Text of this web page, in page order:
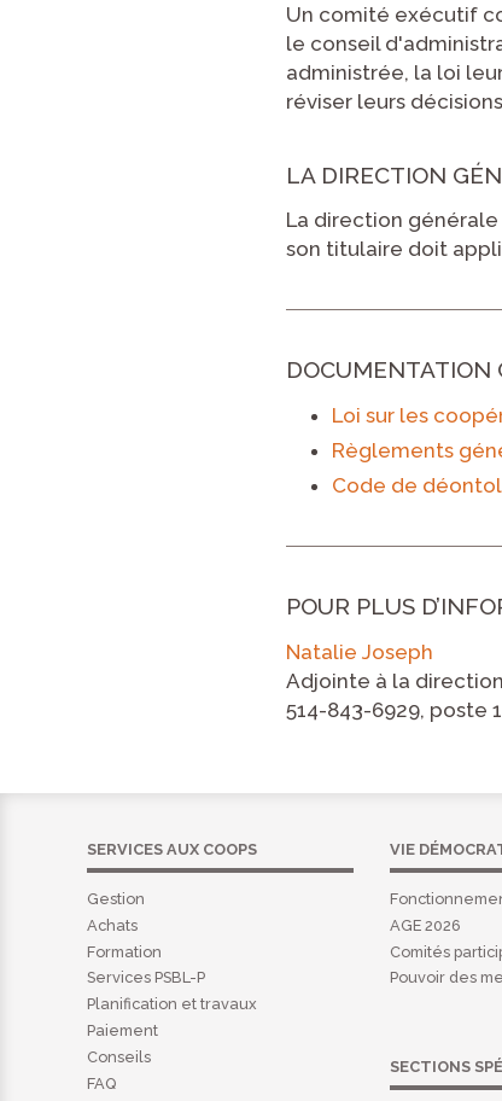
Un comité exécutif
le conseil
administrée, la loi
réviser leurs
LA DIRECTION
La direction
son titulaire doit
DOCUMENTATION
Loi sur les
Règlements
Code de
POUR PLUS
Natalie Joseph
Adjointe à la
514-843-6929, poste
SERVICES AUX COOPS
Gestion
Achats
Formation
Services PSBL-P
Planification et travaux
Paiement
Conseils
FAQ
VIE
AGE 2026
Comités
Pouvoir des
SECTIONS